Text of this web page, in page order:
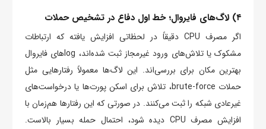
۴) لاگ‌های فایروال؛ خط اول دفاع در تشخیص حملات
اگر مصرف CPU دقیقاً در لحظاتی افزایش یافته که ارتباطات
مشکوک یا تلاش‌های ورود غیرمجاز ثبت شده‌اند، logهای فایروال
بهترین مکان برای بررسی‌اند. این لاگ‌ها معمولاً رفتارهایی مثل
حملات brute-force، تلاش برای اسکن پورت‌ها یا درخواست‌های
غیرعادی شبکه را ثبت می‌کنند. در صورتی که این رفتارها هم‌زمان با
افزایش مصرف CPU دیده شود، احتمال حمله بسیار بالاست.